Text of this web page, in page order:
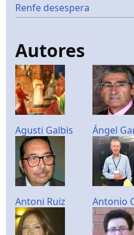
Renfe desespera
Autores
Agusti Galbis Ángel
Antoni Ruiz Antonio